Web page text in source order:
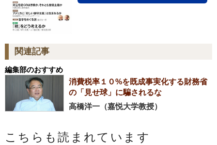
関連記事
編集部のおすすめ
消費税率１０%を既成事実化する財務省
の「見せ球」に騙されるな
高橋洋一（嘉悦大学教授）
こちらも読まれています